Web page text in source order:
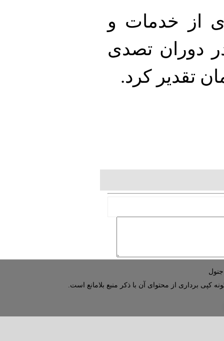
از خدمات و
دوران تصدی
تقدیر کرد.
کپی برداری از محتوای آن با ذکر منبع بلامانع است.